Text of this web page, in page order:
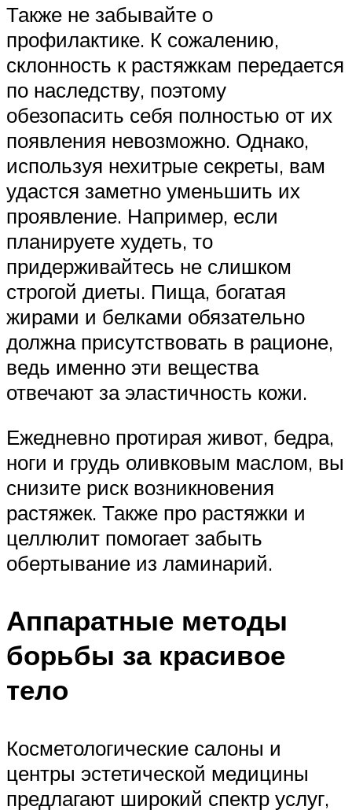
Также не забывайте о
профилактике. К сожалению,
склонность к растяжкам передается
по наследству, поэтому
обезопасить себя полностью от их
появления невозможно. Однако,
используя нехитрые секреты, вам
удастся заметно уменьшить их
проявление. Например, если
планируете худеть, то
придерживайтесь не слишком
строгой диеты. Пища, богатая
жирами и белками обязательно
должна присутствовать в рационе,
ведь именно эти вещества
отвечают за эластичность кожи.
Ежедневно протирая живот, бедра,
ноги и грудь оливковым маслом, вы
снизите риск возникновения
растяжек. Также про растяжки и
целлюлит помогает забыть
обертывание из ламинарий.
Аппаратные методы
борьбы за красивое
тело
Косметологические салоны и
центры эстетической медицины
предлагают широкий спектр услуг,